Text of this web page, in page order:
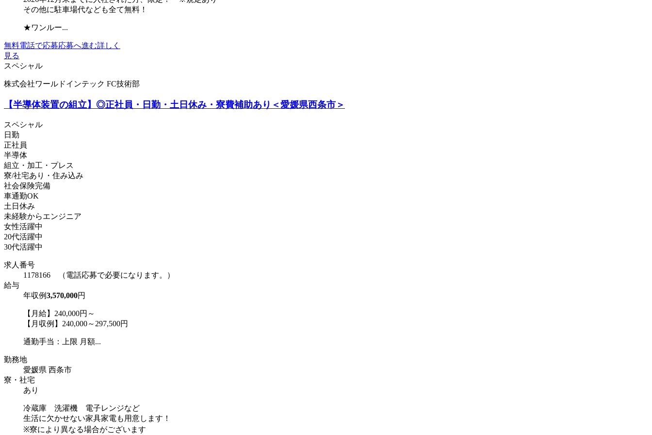
その他に駐車場代なども全て無料！
★ワンルー...
無料電話で応募応募へ進む詳しく
見る
スペシャル
株式会社ワールドインテック FC技術部
【半導体装置の組立】◎正社員・日勤・土日休み・寮費補助あり＜愛媛県西条市＞
スペシャル
日勤
正社員
半導体
組立・加工・プレス
寮/社宅あり・住み込み
社会保険完備
車通勤OK
土日休み
未経験からエンジニア
女性活躍中
20代活躍中
30代活躍中
求人番号
1178166 （電話応募で必要になります。）
給与
年収例3,570,000円
【月給】240,000円～
【月収例】240,000～297,500円
通勤手当：上限 月額...
勤務地
愛媛県 西条市
寮・社宅
あり
冷蔵庫 洗濯機 電子レンジなど
生活に欠かせない家具家電も用意します！
※寮により異なる場合がございます